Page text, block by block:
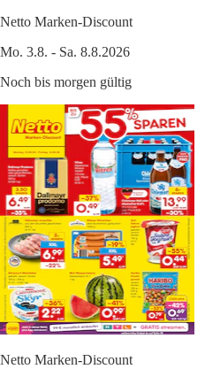
Netto Marken-Discount
Mo. 3.8. - Sa. 8.8.2026
Noch bis morgen gültig
Netto Marken-Discount